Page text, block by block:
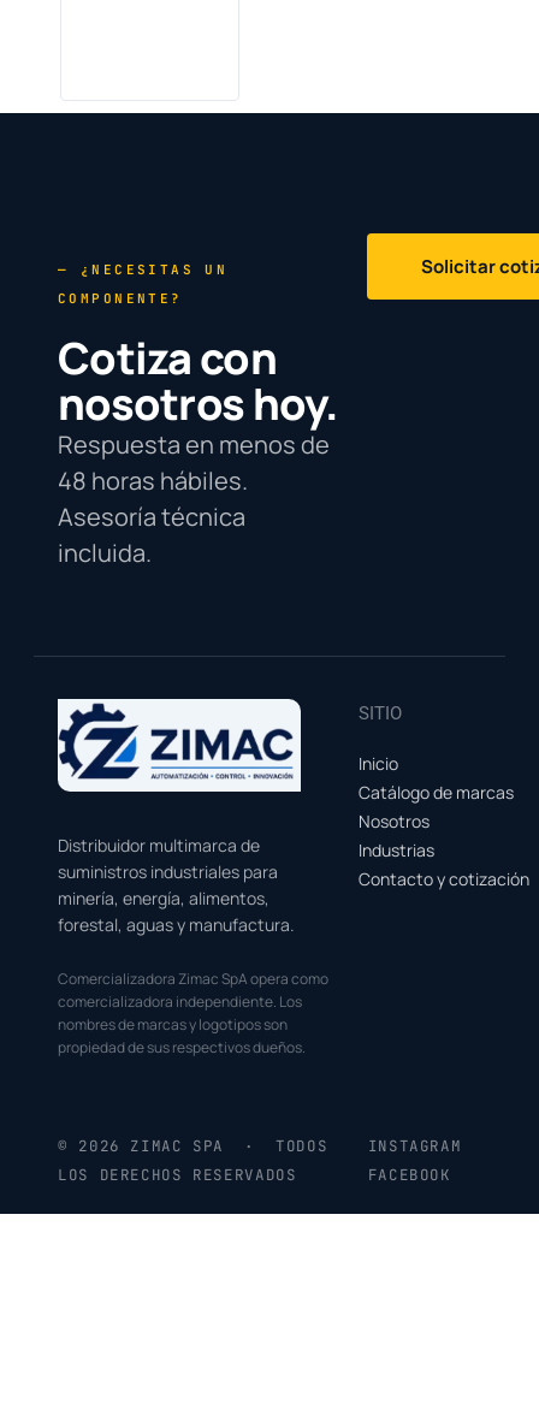
— ¿NECESITAS UN
COMPONENTE?
Cotiza con
nosotros hoy.
Respuesta en menos de
48 horas hábiles.
Asesoría técnica
incluida.
Solicitar
Distribuidor multimarca de
suministros industriales para
minería, energía, alimentos,
forestal, aguas y manufactura.
Comercializadora Zimac SpA opera como
comercializadora independiente. Los
nombres de marcas y logotipos son
propiedad de sus respectivos dueños.
SITIO
Inicio
Catálogo de marcas
Nosotros
Industrias
Contacto y cotización
© 2026 ZIMAC SPA · TODOS
LOS DERECHOS RESERVADOS
INSTAGRAM
FACEBOOK